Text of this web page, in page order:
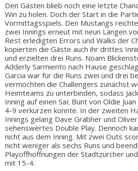
Den Gästen blieb noch eine letzte
Win zu holen. Doch der Start in die
Vormittagsspiels. Den Mustangs
zwei Innings erneut mit neun Längen
Rest erledigten Errors und Walks der
kopierten die Gäste auch ihr drittes
und erzielten drei Runs. Noam
Adderly Sarmiento nach Hause
Garcia war für die Runs zwei und drei
vermochten die Challengers zunächst
Heimteams zu unterbinden, sodass
Inning auf einen Sac Bunt von Oldie
4-9 verkürzen konnte. In der zweiten
Innings gelang Dave Grabher und
sehenswertes Double Play. Dennoch
nicht aus dem Inning. Mit zwei Outs
nicht weniger als sechs Runs und
Playoffhoffnungen der Stadtzürcher
mit 15-4.